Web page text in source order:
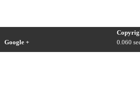
Google +
0.060